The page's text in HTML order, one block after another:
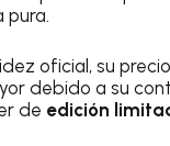
pura.
oficial, su
debido a su
de edición